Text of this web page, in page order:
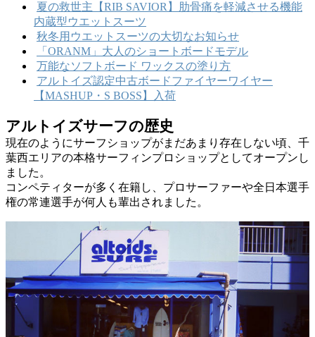
夏の救世主【RIB SAVIOR】肋骨痛を軽減させる機能
内蔵型ウエットスーツ
秋冬用ウエットスーツの大切なお知らせ
「ORANM」大人のショートボードモデル
万能なソフトボード ワックスの塗り方
アルトイズ認定中古ボードファイヤーワイヤー
【MASHUP・S BOSS】入荷
アルトイズサーフの歴史
現在のようにサーフショップがまだあまり存在しない頃、千
葉西エリアの本格サーフィンプロショップとしてオープンし
ました。
コンペティターが多く在籍し、プロサーファーや全日本選手
権の常連選手が何人も輩出されました。